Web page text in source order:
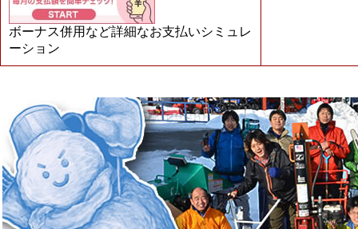
ボーナス併用など詳細なお支払いシミュレ
ーション